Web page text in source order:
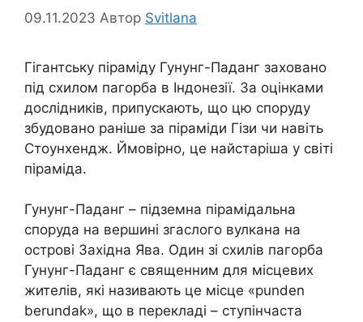
09.11.2023 Автор Svitlana
Гігантську піраміду Гунунг-Паданг заховано
під схилом пагорба в Індонезії. За оцінками
дослідників, припускають, що цю споруду
збудовано раніше за піраміди Гізи чи навіть
Стоунхендж. Ймовірно, це найстаріша у світі
піраміда.
Гунунг-Паданг – підземна пірамідальна
споруда на вершині згаслого вулкана на
острові Західна Ява. Один зі схилів пагорба
Гунунг-Паданг є священним для місцевих
жителів, які називають це місце «punden
berundak», що в перекладі – ступінчаста